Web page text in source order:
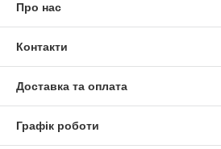
Про нас
Контакти
Доставка та оплата
Графік роботи